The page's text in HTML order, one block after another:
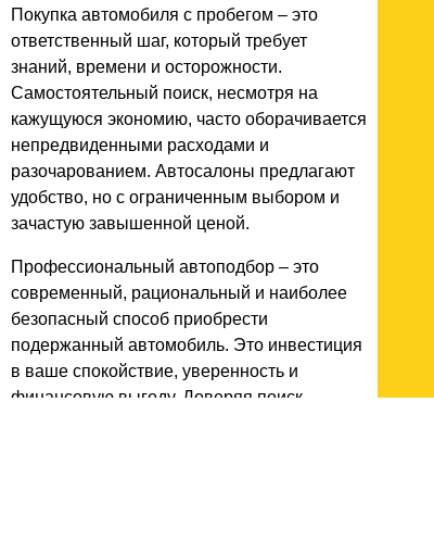
Покупка автомобиля с пробегом – это
ответственный шаг, который требует
знаний, времени и осторожности.
Самостоятельный поиск, несмотря на
кажущуюся экономию, часто оборачивается
непредвиденными расходами и
разочарованием. Автосалоны предлагают
удобство, но с ограниченным выбором и
зачастую завышенной ценой.
Профессиональный автоподбор – это
современный, рациональный и наиболее
безопасный способ приобрести
подержанный автомобиль. Это инвестиция
в ваше спокойствие, уверенность и
финансовую выгоду. Доверяя поиск